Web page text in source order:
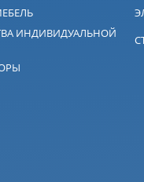
ИНДИВИДУАЛЬНОЙ